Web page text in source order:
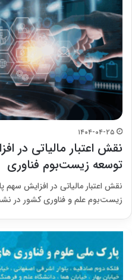
۱۴۰۴-۰۴-۲۵
نقش اعتبار مالیاتی در
توسعه زیست‌بوم فناوری
نقش اعتبار مالیاتی در افزایش
زیست‌بوم علم و فناوری کشور در